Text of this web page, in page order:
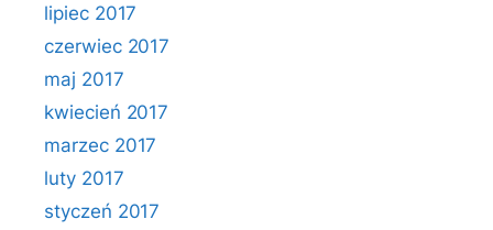
lipiec 2017
czerwiec 2017
maj 2017
kwiecień 2017
marzec 2017
luty 2017
styczeń 2017